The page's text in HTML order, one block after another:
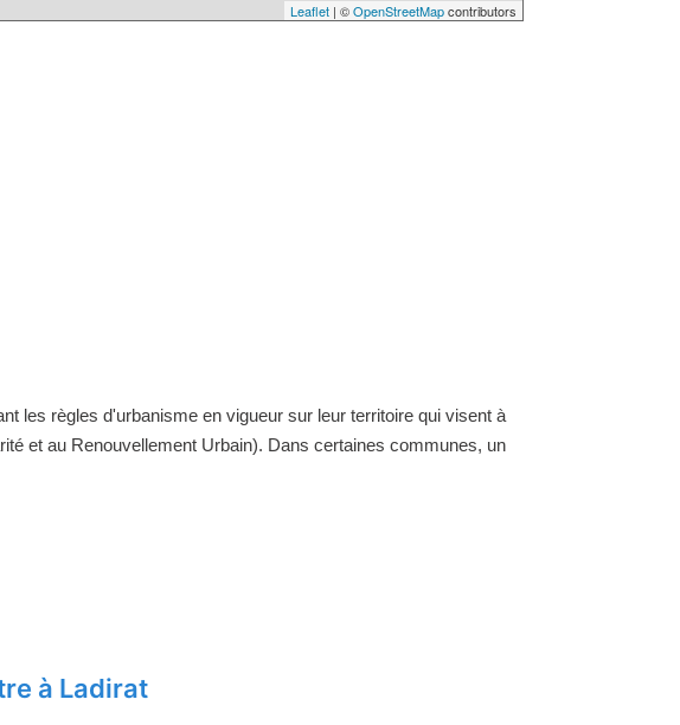
Leaflet | ©OpenStreetMapcontributors
les règles d'urbanisme en vigueur sur leur territoire qui visent à
et au Renouvellement Urbain). Dans certaines communes, un
à Ladirat